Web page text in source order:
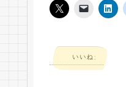
いいね: